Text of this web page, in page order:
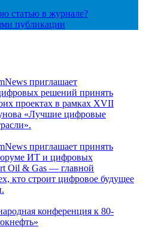
статью в журнале?
публикации
приглашает
решений принять
проектах в рамках XVII
«Лучшие цифровые
приглашает принять
ИТ и цифровых
Oil & Gas — главной
кто строит цифровое будущее
конференция к 80-